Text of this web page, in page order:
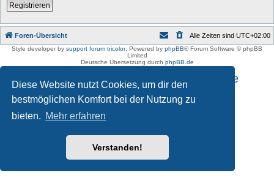
Diese Website nutzt Cookies, um dir den
bestmöglichen Komfort bei der Nutzung zu
bieten. Mehr erfahren
Verstanden!
Registrieren
Foren-Übersicht Alle Zeiten sind UTC+02:00
Style developer by support forum tricolor, Powered by phpBB® Forum Software © phpBB
Limited
Deutsche Übersetzung durch phpBB.de
Impressum und Datenschutzhinweise